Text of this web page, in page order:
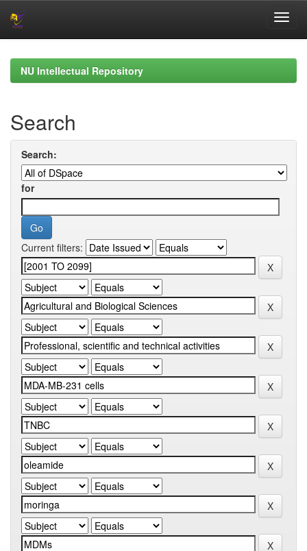
navigationNU Intellectual Repository
Search
Search:
for
Current filters: